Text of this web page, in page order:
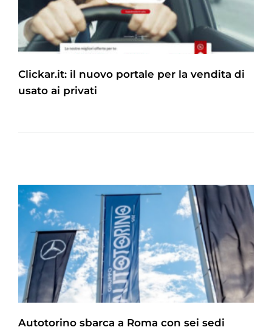
Clickar.it: il nuovo portale per la vendita di
usato ai privati
Autotorino sbarca a Roma con sei sedi